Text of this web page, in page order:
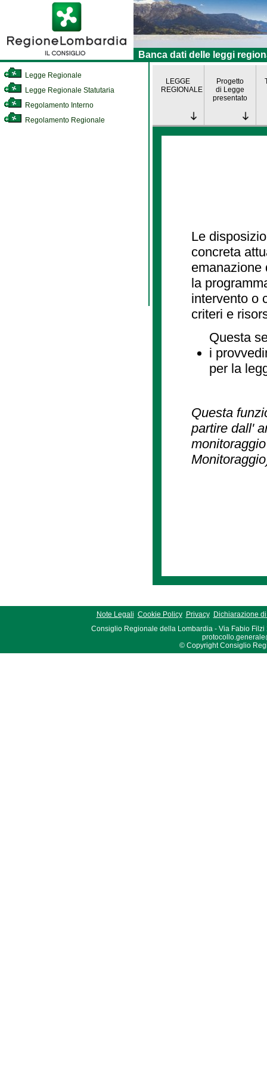
Banca dati delle leggi
Legge Regionale
Legge Regionale Statutaria
Regolamento Interno
Regolamento Regionale
LEGGE
REGIONALE
Progetto
di Legge
presentato
Le
concreta
emanazione
la
intervento o
criteri e
Questa
i
per la
Questa
partire dall'
Note Legali Cookie Policy Privacy
Dichiarazione
Consiglio Regionale della Lombardia - Via Fabio Filzi
© Copyright Consiglio